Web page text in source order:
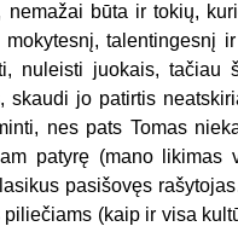
nemažai būta ir tokių,
talentingesnį
nu­leisti juokais, tačiau
skaudi jo patirtis
nes pats Tomas
patyrę (mano likimas
pasišovęs
(kaip ir visa